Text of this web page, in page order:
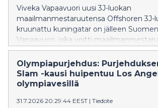
Viveka Vapaavuori uusi 3J-luokan
maailmanmestaruutensa Offshoren 3J-
kruunattu kuningatar on jälleen
Vapaavuori, joka voitti
kertaa viime vuonna Jussi Myllymäen
molempien osakilpailuiden voittoa tänä
saksalaisen Jarno Frommannin kanssa. -
todella hieno fiilis!
vieläkin hienommalta. Tiesimme, että
Olympiapurjehdus:
Slam -kausi huipentuu Los
olympiavesillä
31.7.2026 20:29:44 EEST | Tiedote